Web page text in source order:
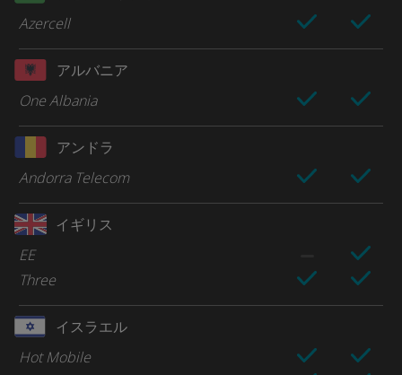
Azercell
アルバニア
One Albania
アンドラ
Andorra Telecom
イギリス
EE
Three
イスラエル
Hot Mobile